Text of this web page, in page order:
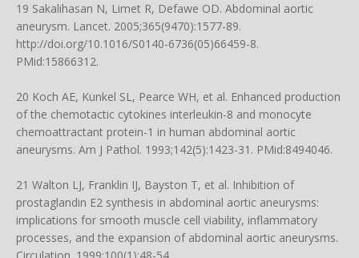
19 Sakalihasan N, Limet R, Defawe OD. Abdominal aortic
aneurysm. Lancet. 2005;365(9470):1577-89.
http://doi.org/10.1016/S0140-6736(05)66459-8.
PMid:15866312.
20 Koch AE, Kunkel SL, Pearce WH, et al. Enhanced production
of the chemotactic cytokines interleukin-8 and monocyte
chemoattractant protein-1 in human abdominal aortic
aneurysms. Am J Pathol. 1993;142(5):1423-31. PMid:8494046.
21 Walton LJ, Franklin IJ, Bayston T, et al. Inhibition of
prostaglandin E2 synthesis in abdominal aortic aneurysms:
implications for smooth muscle cell viability, inflammatory
processes, and the expansion of abdominal aortic aneurysms.